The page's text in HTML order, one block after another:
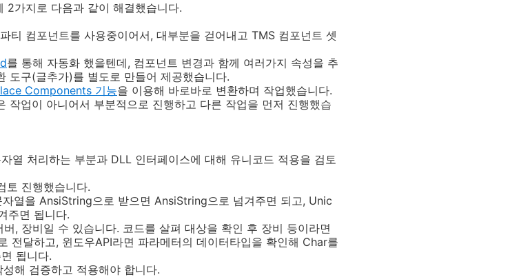
2가지로 다음과 같이 해결했습니다.
티 컴포넌트를 사용중이어서, 대부분을 걷어내고 TMS 컴포넌트 셋
를 통해 자동화 했을텐데, 컴포넌트 변경과 함께 여러가지 속성을 추
도구(글추가)를 별도로 만들어 제공했습니다.
Components 기능을 이용해 바로바로 변환하며 작업했습니다.
작업이 아니어서 부분적으로 진행하고 다른 작업을 먼저 진행했습
열 처리하는 부분과 DLL 인터페이스에 대해 유니코드 적용을 검토
토 진행했습니다.
열을 AnsiString으로 받으면 AnsiString으로 넘겨주면 되고, Unic
주면 됩니다.
, 장비일 수 있습니다. 코드를 살펴 대상을 확인 후 장비 등이라면
전달하고, 윈도우API라면 파라메터의 데이터타입을 확인해 Char를
됩니다.
해 검증하고 적용해야 합니다.